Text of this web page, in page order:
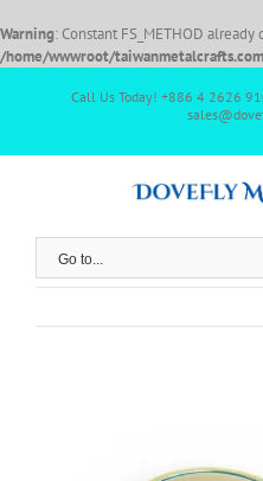
Warning: Constant FS_METHOD already
/home/wwwroot/
Call Us Today! +886 4 2626
Go to...